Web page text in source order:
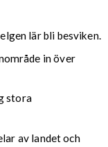
lär bli besviken.
in över
stora
av landet och